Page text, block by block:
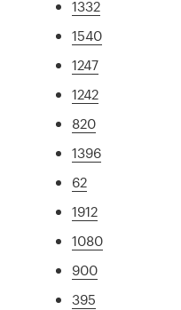
1332
1540
1247
1242
820
1396
62
1912
1080
900
395